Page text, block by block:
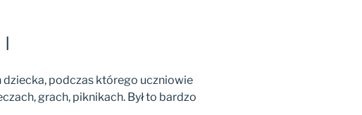
dziecka, podczas którego uczniowie
grach, piknikach. Był to bardzo